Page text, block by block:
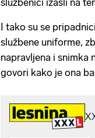
službenici izašli na
I tako su se
službene uniforme,
napravljena i snimka
govori kako je ona